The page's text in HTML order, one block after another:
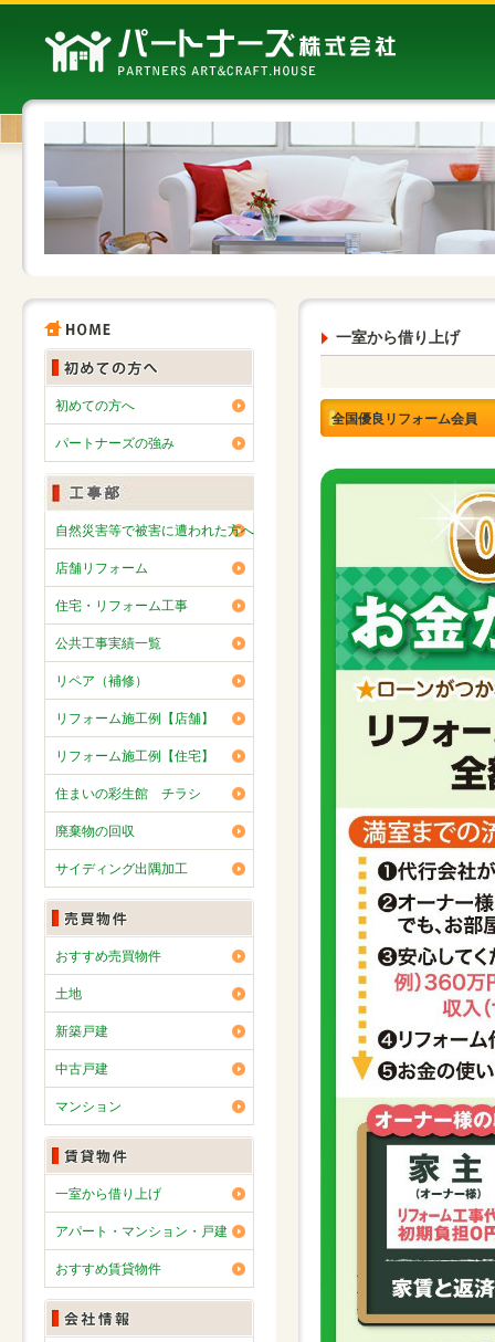
初めての方へ
パートナーズの強み
自然災害等で被害に遭われた方へ
店舗リフォーム
住宅・リフォーム工事
公共工事実績一覧
リペア（補修）
リフォーム施工例【店舗】
リフォーム施工例【住宅】
住まいの彩生館 チラシ
廃棄物の回収
サイディング出隅加工
おすすめ売買物件
土地
新築戸建
中古戸建
マンション
一室から借り上げ
アパート・マンション・戸建
おすすめ賃貸物件
一室から借り上げ
全国優良リフォーム会員